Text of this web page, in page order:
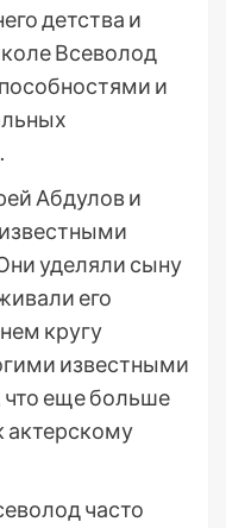
детства и
Всеволод
и
Абдулов и
уделяли сыну
его
кругу
известными
еще больше
актерскому
часто